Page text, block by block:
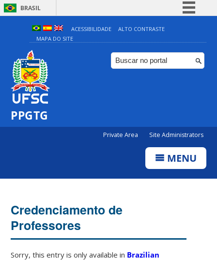
BRASIL
Simplifique!
Comunica BR
Participe
ACESSIBILIDADE
ALTO CONTRASTE
MAPA DO SITE
PPGTG
Private Area Site Administrators
MENU
Credenciamento de
Professores
Sorry, this entry is only available in Brazilian